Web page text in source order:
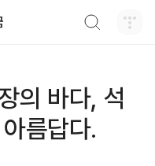
의 바다, 석
름답다.